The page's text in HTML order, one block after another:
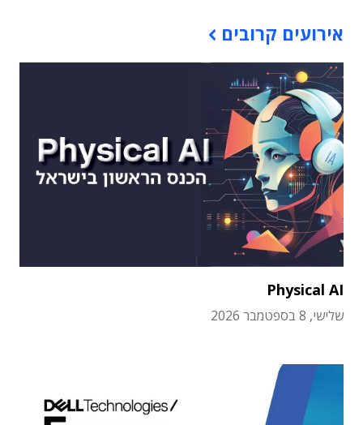
אירועים קרובים
Physical AI
שלישי, 8 בספטמבר 2026